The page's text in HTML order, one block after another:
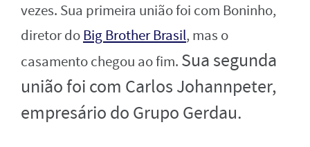
vezes. Sua primeira união foi com Boninho,
diretor doBig Brother Brasil, mas o
casamento chegou ao fim. Sua segunda
união foi com Carlos Johannpeter,
empresário do Grupo Gerdau.